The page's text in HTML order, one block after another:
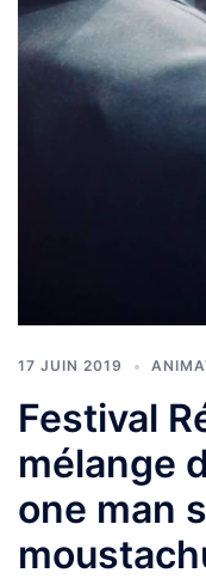
17 JUIN 2019
Festival
mélange
one man